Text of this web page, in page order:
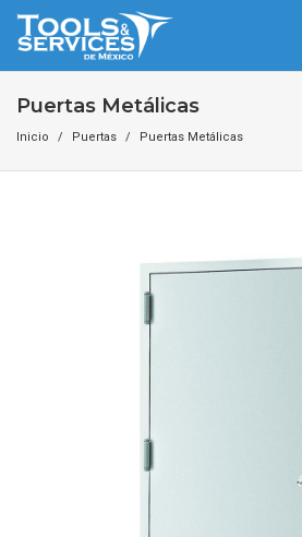
Puertas Metálicas
Inicio Puertas Puertas Metálicas